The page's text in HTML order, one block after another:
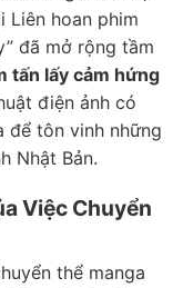
Liên hoan phim
đã mở rộng tầm
tấn lấy cảm hứng
điện ảnh có
để tôn vinh những
Nhật Bản.
Việc Chuyển
thể manga